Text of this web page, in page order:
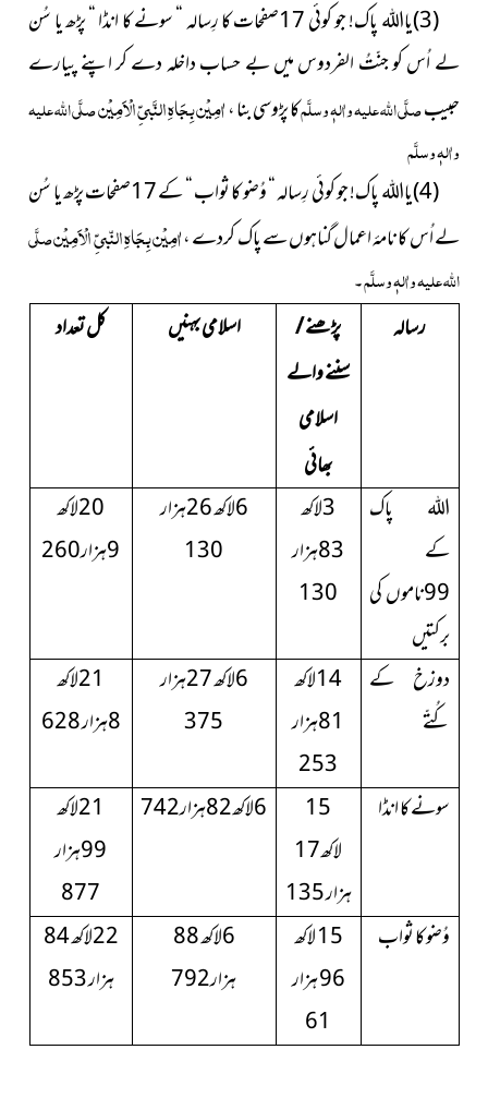
(3)یااللہ پاک! جو کوئی 17صفحات کا رِسالہ “ سونے کا انڈا “ پڑھ یا سُن
لے اُس کو جنّتُ الفردوس میں بے حساب داخلہ دے کر اپنے پیارے
حبیبصلَّی اللہ علیہ واٰلہٖ وسلَّمکا پڑوسی بنا ،اٰمِیْن بِجَاہِ النَّبیِّ الْاَمِیْنصلَّی اللہ علیہ
واٰلہٖ وسلَّم
(4)یااللہ
پاک! جو کوئی رِسالہ “ وُضو کا ثواب “ کے 17صفحات پڑھ یا سُن
لے اُس کا نامۂ اعمال گناہوں سے پاک کردے ،اٰمِیْن بِجَاہِ النّبیِّ الْاَمِیْنصلَّی
اللہ علیہ واٰلہٖ وسلَّم۔
رسالہ
پڑھنے /
سننے والے
اسلامی
بھائی
اسلامی بہنیں کل تعداد
اللہ پاک
کے
99ناموں کی
برکتیں
3لاکھ
83ہزار
130
6لاکھ 26ہزار
130
20لاکھ
9ہزار260
دوزخ کے
کُتّے
14لاکھ
81ہزار
253
6لاکھ 27ہزار
375
21لاکھ
8ہزار 628
سونے کا انڈا
15
لاکھ17
ہزار 135
6لاکھ82ہزار742
21لاکھ
99ہزار
877
وُضو کا ثواب
15 لاکھ
96 ہزار
61
6لاکھ 88
ہزار792
22لاکھ 84
ہزار 853